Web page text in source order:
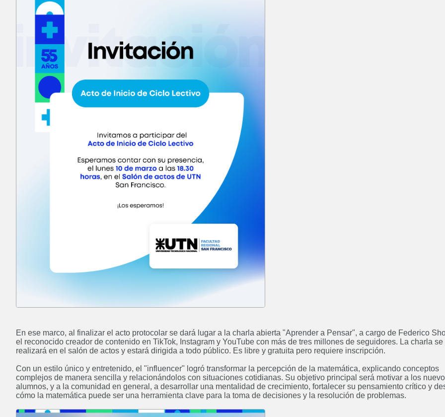
En ese marco, al finalizar el acto protocolar se dará lugar a la charla abierta "Aprender a Pensar", a cargo de Federico
el reconocido creador de contenido en TikTok, Instagram y YouTube con más de tres millones de seguidores. La charla se
realizará en el salón de actos y estará dirigida a todo público. Es libre y gratuita pero requiere inscripción.
Con un estilo único y entretenido, el "influencer" logró transformar la percepción de la matemática, explicando conceptos
complejos de manera sencilla y relacionándolos con situaciones cotidianas. Su objetivo principal será motivar a los
alumnos, y a la comunidad en general, a desarrollar una mentalidad de crecimiento, fortalecer su pensamiento crítico y
cómo la matemática puede ser una herramienta clave para la toma de decisiones y la resolución de problemas.
Docencia Universitaria
ABIERTO
Bioarquitectura
ABIERTO
Posgrado: Maestría en
Administración de Negocios
Ingeniería Electrónica